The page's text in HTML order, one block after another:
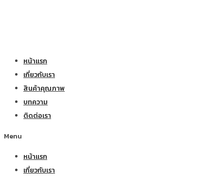
หน้าแรก
เกี่ยวกับเรา
สินค้าคุณภาพ
บทความ
ติดต่อเรา
Menu
หน้าแรก
เกี่ยวกับเรา